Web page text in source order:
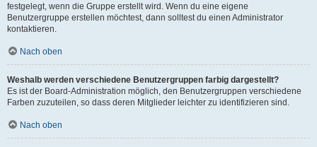
festgelegt, wenn die Gruppe erstellt wird. Wenn du eine eigene
Benutzergruppe erstellen möchtest, dann solltest du einen Administrator
kontaktieren.
Nach oben
Weshalb werden verschiedene Benutzergruppen farbig dargestellt?
Es ist der Board-Administration möglich, den Benutzergruppen verschiedene
Farben zuzuteilen, so dass deren Mitglieder leichter zu identifizieren sind.
Nach oben